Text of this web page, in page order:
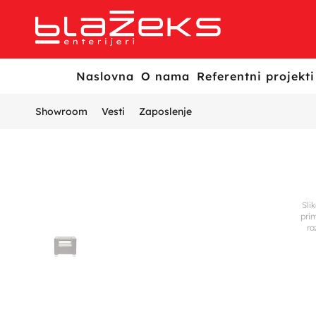
Naslovna O nama Referentni projekti
Showroom Vesti Zaposlenje